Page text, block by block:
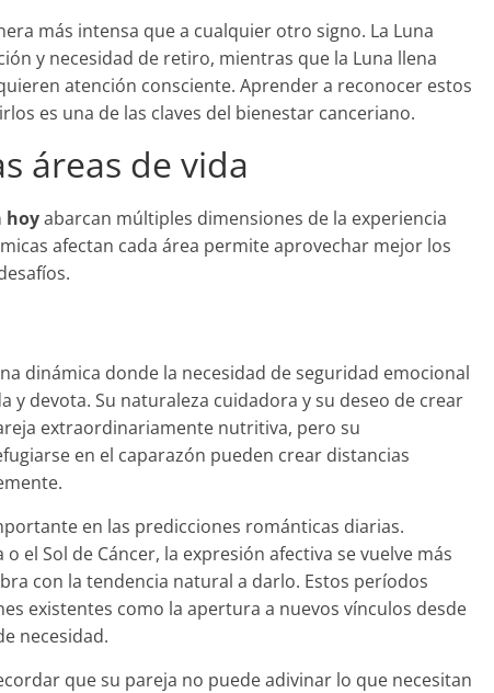
más intensa que a cualquier otro signo. La Luna
y necesidad de retiro, mientras que la Luna llena
atención consciente. Aprender a reconocer estos
es una de las claves del bienestar canceriano.
áreas de vida
hoyabarcan múltiples dimensiones de la experiencia
afectan cada área permite aprovechar mejor los
dinámica donde la necesidad de seguridad emocional
y devota. Su naturaleza cuidadora y su deseo de crear
extraordinariamente nutritiva, pero su
en el caparazón pueden crear distancias
en las predicciones románticas diarias.
el Sol de Cáncer, la expresión afectiva se vuelve más
con la tendencia natural a darlo. Estos períodos
existentes como la apertura a nuevos vínculos desde
necesidad.
que su pareja no puede adivinar lo que necesitan